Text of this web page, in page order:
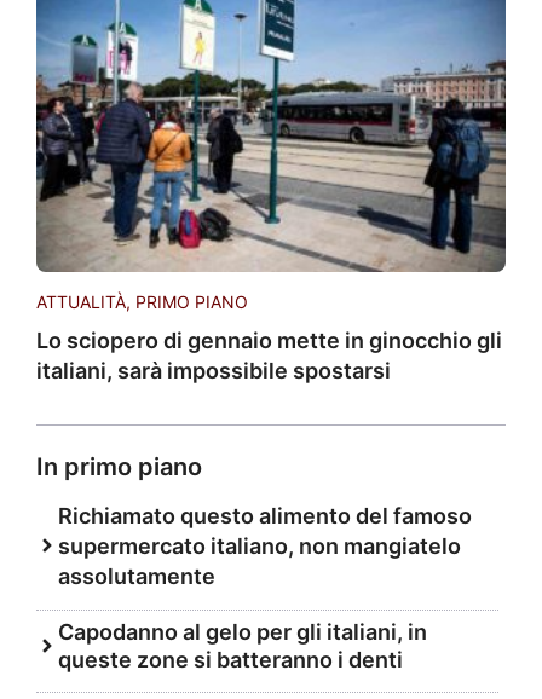
ATTUALITÀ, PRIMO PIANO
Lo sciopero di gennaio mette in ginocchio gli
italiani, sarà impossibile spostarsi
In primo piano
Richiamato questo alimento del famoso
supermercato italiano, non mangiatelo
assolutamente
Capodanno al gelo per gli italiani, in
queste zone si batteranno i denti